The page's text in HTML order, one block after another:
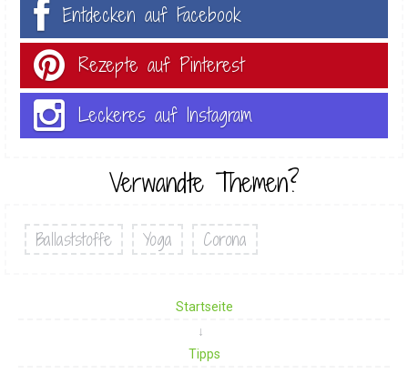
Entdecken auf Facebook
Rezepte auf Pinterest
Leckeres auf Instagram
Verwandte Themen?
Ballaststoffe Yoga Corona
Startseite
Tipps